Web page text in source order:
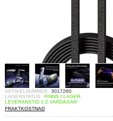
ARTIKELNUMMER: 3017260
LAGERSTATUS: FINNS I LAGER.
LEVERANSTID 1-2 VARDAGAR
FRAKTKOSTNAD